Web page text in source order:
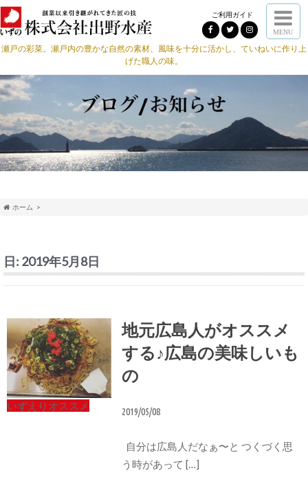
ご利用ガイド
MENU
瀬戸の彩菜。瀬戸内の豊かな自然の素材、風味を十分に活かし、ていねいに作り上
げた職人の味。
ホーム
日: 2019年5月8日
いずえりオススメ
地元広島人がオススメ
する♪広島の美味しいも
の
2019/05/08
自分は広島人だなぁ〜と つくづく思
う時があって […]